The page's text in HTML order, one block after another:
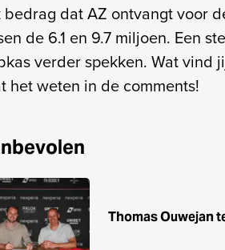
bedrag dat AZ ontvangt voor
de 6.1 en 9.7 miljoen. Een
verder spekken. Wat vind
het weten in de comments!
Thomas Ouwejan